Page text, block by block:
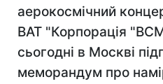
аерокосмічний
ВАТ "Корпорація
сьогодні в Москві
меморандум про